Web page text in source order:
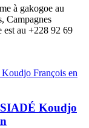
à gakogoe au
Campagnes
est au +228 92 69
Koudjo